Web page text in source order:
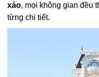
xảo, mọi không gian đều
từng chi tiết.